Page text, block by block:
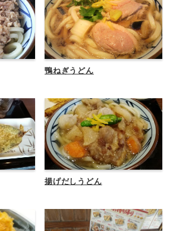
鴨ねぎうどん
揚げだしうどん